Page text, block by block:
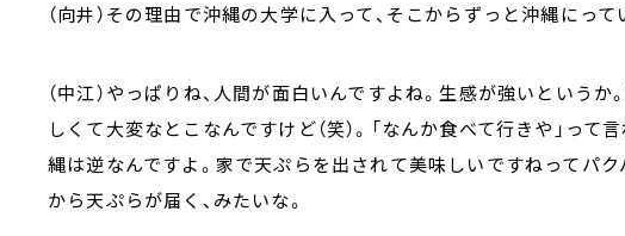
（向井）その理由で沖縄の大学に入って、そこからずっと沖縄にっ
（中江）やっぱりね、人間が面白いんですよね。生感が強いという
しくて大変なとこなんですけど（笑）。「なんか食べて行きや」っ
縄は逆なんですよ。家で天ぷらを出されて美味しいですねってパ
から天ぷらが届く、みたいな。